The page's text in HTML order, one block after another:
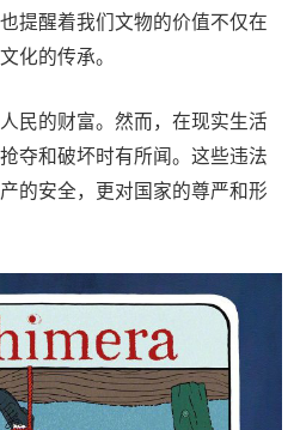
提醒着我们文物的价值不仅在
化的传承。
民的财富。然而，在现实生活
夺和破坏时有所闻。这些违法
的安全，更对国家的尊严和形